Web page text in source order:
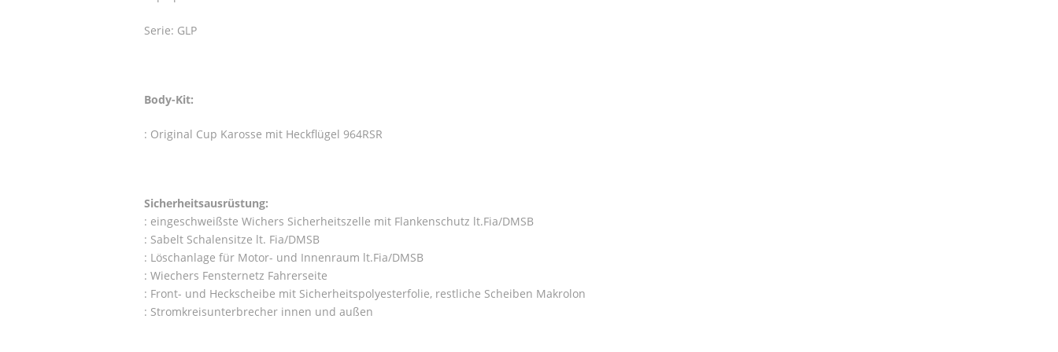
Serie: GLP
Body-Kit:
: Original Cup Karosse mit Heckflügel 964RSR
Sicherheitsausrüstung:
: eingeschweißste Wichers Sicherheitszelle mit Flankenschutz lt.Fia/DMSB
: Sabelt Schalensitze lt. Fia/DMSB
: Löschanlage für Motor- und Innenraum lt.Fia/DMSB
: Wiechers Fensternetz Fahrerseite
: Front- und Heckscheibe mit Sicherheitspolyesterfolie, restliche Scheiben Makrolon
: Stromkreisunterbrecher innen und außen